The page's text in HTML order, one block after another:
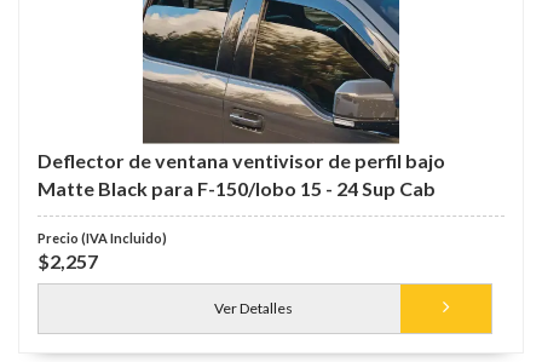
Deflector de ventana ventivisor de perfil bajo
Matte Black para F-150/lobo 15 - 24 Sup Cab
$2,257
Ver Detalles